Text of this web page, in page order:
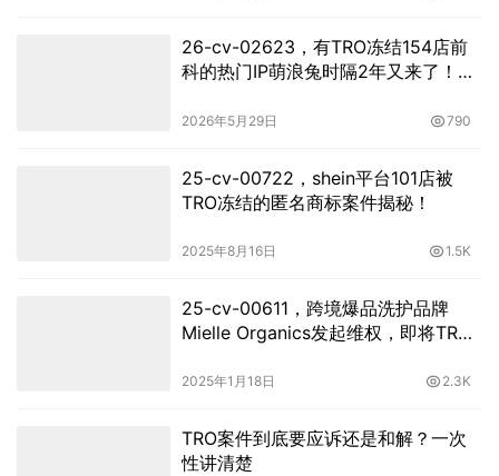
26-cv-02623，有TRO冻结154店前
科的热门IP萌浪兔时隔2年又来了！速
2026年5月29日 790
25-cv-00722，shein平台101店被
TRO冻结的匿名商标案件揭秘！
2025年8月16日 1.5K
25-cv-00611，跨境爆品洗护品牌
Mielle Organics发起维权，即将TRO
2025年1月18日 2.3K
TRO案件到底要应诉还是和解？一次
性讲清楚